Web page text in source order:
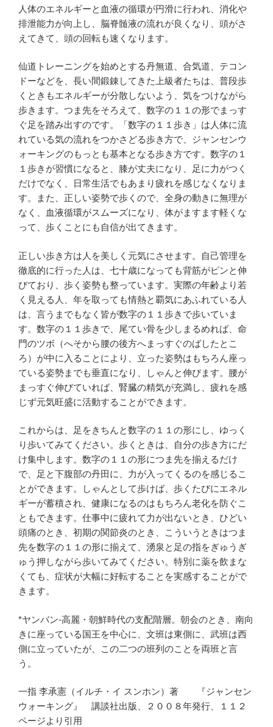
人体のエネルギーと血液の循環が円滑に行われ、消化や
排泄能力が向上し、脳脊髄液の流れが良くなり、頭がさ
えてきて、頭の回転も速くなります。
仙道トレーニングを始めとする丹無道、合気道、テコン
ドーなどを、長い間鍛錬してきた上級者たちは、普段歩
くときもエネルギーが分散しないよう、気をつけながら
歩きます。つま先をそろえて、数字の１１の形でまっす
ぐ足を踏み出すのです。「数字の１１歩き」は人体に流
れている気の流れをつかさどる歩き方で、ジャンセンウ
ォーキングのもっとも基本となる歩き方です。数字の１
１歩きが習慣になると、膝が丈夫になり、足に力がつく
だけでなく、日常生活でもあまり疲れを感じなくなりま
す。また、正しい姿勢で歩くので、全身の動きに無理が
なく、血液循環がスムーズになり、体がますます軽くな
って、歩くことにも自信が出てきます。
正しい歩き方は人を美しく元気にさせます。自己管理を
徹底的に行った人は、七十歳になっても背筋がピンと伸
びており、歩く姿勢も整っています。実際の年齢より若
く見える人、年を取っても情熱と覇気にあふれている人
は、言うまでもなく皆が数字の１１歩きで歩いていま
す。数字の１１歩きで、尾てい骨を少しまるめれば、命
門のツボ（へそから腰の後方へまっすぐのばしたとこ
ろ）が中に入ることにより、立った姿勢はもちろん座っ
ている姿勢までも垂直になり、しゃんと伸びます。腰が
まっすぐ伸びていれば、腎臓の精気が充満し、疲れを感
じず元気旺盛に活動することができます。
これからは、足をきちんと数字の１１の形にし、ゆっく
り歩いてみてください。歩くときは、自分の歩き方にだ
け集中します。数字の１１の形につま先を揃えるだけ
で、足と下腹部の丹田に、力が入ってくるのを感じるこ
とができます。しゃんとして歩けば、歩くたびにエネル
ギーが蓄積され、健康になるのはもちろん老化を防ぐこ
ともできます。仕事中に疲れて力が出ないとき、ひどい
頭痛のとき、初期の関節炎のとき、こういうときはつま
先を数字の１１の形に揃えて、湧泉と足の指をぎゅうぎ
ゅう押しながら歩いてみてください。特別に薬を飲まな
くても、症状が大幅に好転することを実感することがで
きます。
*ヤンバン-高麗・朝鮮時代の支配階層。朝会のとき、南向
きに座っている国王を中心に、文班は東側に、武班は西
側に立っていたが、この二つの班列のことを両班と言
う。
一指 李承憲（イルチ・イ スンホン）著 『ジャンセン
ウォーキング』 講談社出版、２００８年発行、１１２
ページより引用